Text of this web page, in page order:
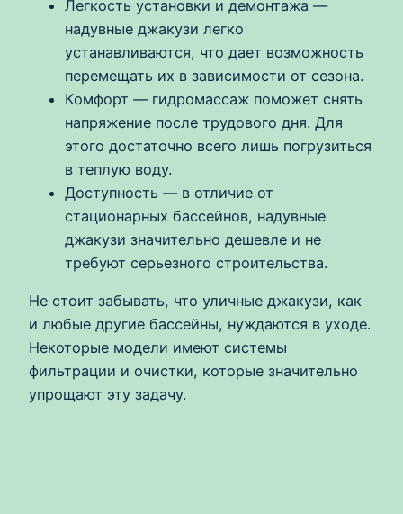
Легкость установки и демонтажа —
надувные джакузи легко
устанавливаются, что дает возможность
перемещать их в зависимости от сезона.
Комфорт — гидромассаж поможет снять
напряжение после трудового дня. Для
этого достаточно всего лишь погрузиться
в теплую воду.
Доступность — в отличие от
стационарных бассейнов, надувные
джакузи значительно дешевле и не
требуют серьезного строительства.
Не стоит забывать, что уличные джакузи, как
и любые другие бассейны, нуждаются в уходе.
Некоторые модели имеют системы
фильтрации и очистки, которые значительно
упрощают эту задачу.